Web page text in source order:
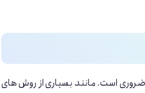
ضروری است. مانند بسیاری از روش‌ های